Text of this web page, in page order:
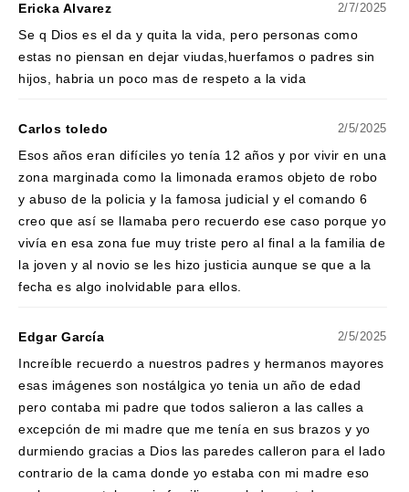
Ericka Alvarez 2/7/2025
Se q Dios es el da y quita la vida, pero personas como
estas no piensan en dejar viudas,huerfamos o padres sin
hijos, habria un poco mas de respeto a la vida
Carlos toledo 2/5/2025
Esos años eran difíciles yo tenía 12 años y por vivir en una
zona marginada como la limonada eramos objeto de robo
y abuso de la policia y la famosa judicial y el comando 6
creo que así se llamaba pero recuerdo ese caso porque yo
vivía en esa zona fue muy triste pero al final a la familia de
la joven y al novio se les hizo justicia aunque se que a la
fecha es algo inolvidable para ellos.
Edgar García 2/5/2025
Increíble recuerdo a nuestros padres y hermanos mayores
esas imágenes son nostálgica yo tenia un año de edad
pero contaba mi padre que todos salieron a las calles a
excepción de mi madre que me tenía en sus brazos y yo
durmiendo gracias a Dios las paredes calleron para el lado
contrario de la cama donde yo estaba con mi madre eso